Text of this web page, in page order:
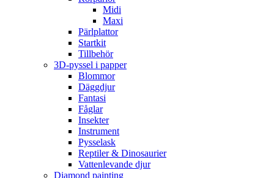
Midi
Maxi
Pärlplattor
Startkit
Tillbehör
3D-pyssel i papper
Blommor
Däggdjur
Fantasi
Fåglar
Insekter
Instrument
Pysselask
Reptiler & Dinosaurier
Vattenlevande djur
Diamond painting